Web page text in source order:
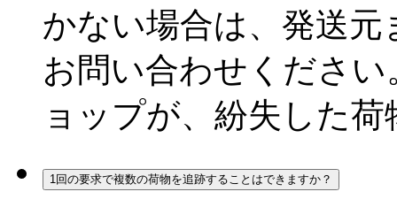
かない場合は、発送
お問い合わせくださ
ョップが、紛失した
1回の要求で複数の荷物を追跡することはできますか？